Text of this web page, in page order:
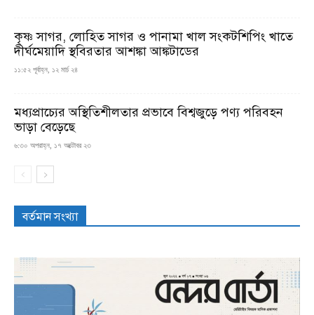
কৃষ্ণ সাগর, লোহিত সাগর ও পানামা খাল সংকটশিপিং খাতে
দীর্ঘমেয়াদি স্থবিরতার আশঙ্কা আঙ্কটাডের
১১:৫২ পূর্বাহ্ন, ১২ মার্চ ২৪
মধ্যপ্রাচ্যের অস্থিতিশীলতার প্রভাবে বিশ্বজুড়ে পণ্য পরিবহন
ভাড়া বেড়েছে
৬:৩০ অপরাহ্ন, ১৭ অক্টোবর ২৩
বর্তমান সংখ্যা